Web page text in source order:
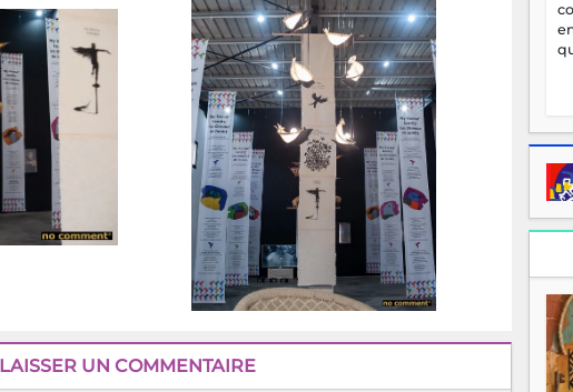
LAISSER UN COMMENTAIRE